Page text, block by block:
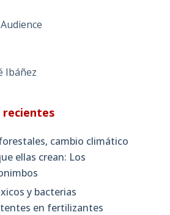
recientes
cambio climático
ellas crean: Los
y bacterias
en fertilizantes